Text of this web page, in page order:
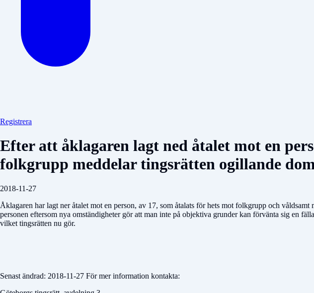
Registrera
Efter att åklagaren lagt ned åtalet mot en
folkgrupp meddelar tingsrätten ogillande
2018-11-27
Åklagaren har lagt ner åtalet mot en person, av 17, som åtalats för hets mot folkgrupp och
personen eftersom nya omständigheter gör att man inte på objektiva grunder kan förvänta sig en
vilket tingsrätten nu gör.
Senast ändrad: 2018-11-27 För mer information kontakta: